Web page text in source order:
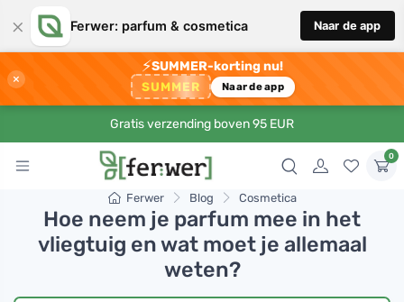
× Ferwer: parfum & cosmetica Naar de app
×
⚡SUMMER-korting nu!
SUMMER Naar de app
Gratis verzending boven 95 EUR
0
Ferwer Blog Cosmetica
Hoe neem je parfum mee in het
vliegtuig en wat moet je allemaal
weten?